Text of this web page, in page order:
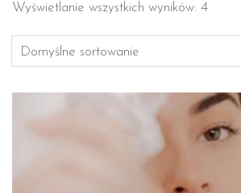
Wyświetlanie wszystkich wyników: 4